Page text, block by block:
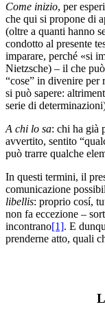
Come inizio, per
che qui si propone di
(oltre a quanti hanno
condotto al presente
imparare, perché «si
Nietzsche) – il che
“cose” in divenire per
si può sapere:
serie di
A chi lo sa: chi ha già
avvertito, sentito
può trarre qualche
In questi termini, il
comunicazione
libellis: proprio cosí,
non fa eccezione –
incontrano[1]. E
prenderne atto, quali